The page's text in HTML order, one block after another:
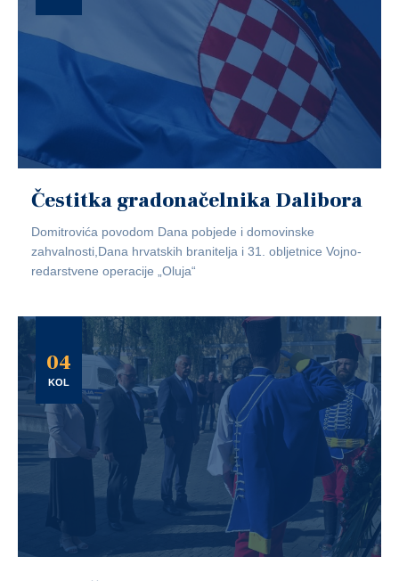
Čestitka gradonačelnika Dalibora
Domitrovića povodom Dana pobjede i domovinske
zahvalnosti,Dana hrvatskih branitelja i 31. obljetnice Vojno-
redarstvene operacije „Oluja“
04
KOL